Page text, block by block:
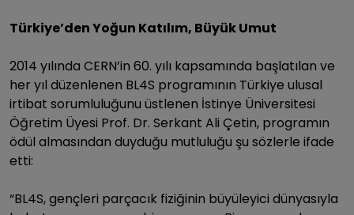
Türkiye’den Yoğun Katılım, Büyük Umut
2014 yılında CERN’in 60. yılı kapsamında başlatılan ve
her yıl düzenlenen BL4S programının Türkiye ulusal
irtibat sorumluluğunu üstlenen İstinye Üniversitesi
Öğretim Üyesi Prof. Dr. Serkant Ali Çetin, programın
ödül almasından duyduğu mutluluğu şu sözlerle ifade
etti:
“BL4S, gençleri parçacık fiziğinin büyüleyici dünyasıyla